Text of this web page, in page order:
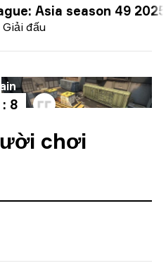
Giải đấu
Asia season 49 2025
: 8
chơi